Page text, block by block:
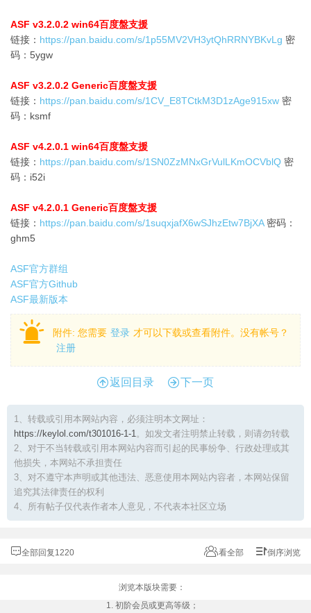
ASF v3.2.0.2 win64百度盤支援
链接： https://pan.baidu.com/s/1p55MV2VH3ytQhRRNYBKvLg 密
码：5ygw
ASF v3.2.0.2 Generic百度盤支援
链接： https://pan.baidu.com/s/1CV_E8TCtkM3D1zAge915xw 密
码：ksmf
ASF v4.2.0.1 win64百度盤支援
链接： https://pan.baidu.com/s/1SN0ZzMNxGrVulLKmOCVblQ 密
码：i52i
ASF v4.2.0.1 Generic百度盤支援
链接： https://pan.baidu.com/s/1suqxjafX6wSJhzEtw7BjXA密码：
ghm5
ASF官方群组
ASF官方Github
ASF最新版本
附件: 您需要 登录 才可以下载或查看附件。没有帐号？
注册
返回目录 下一页
1、转载或引用本网站内容，必须注明本文网址：
https://keylol.com/t301016-1-1。如发文者注明禁止转载，则请勿转载
2、对于不当转载或引用本网站内容而引起的民事纷争、行政处理或其
他损失，本网站不承担责任
3、对不遵守本声明或其他违法、恶意使用本网站内容者，本网站保留
追究其法律责任的权利
4、所有帖子仅代表作者本人意见，不代表本社区立场
全部回复1220 看全部 倒序浏览
浏览本版块需要：
1. 初阶会员或更高等级；